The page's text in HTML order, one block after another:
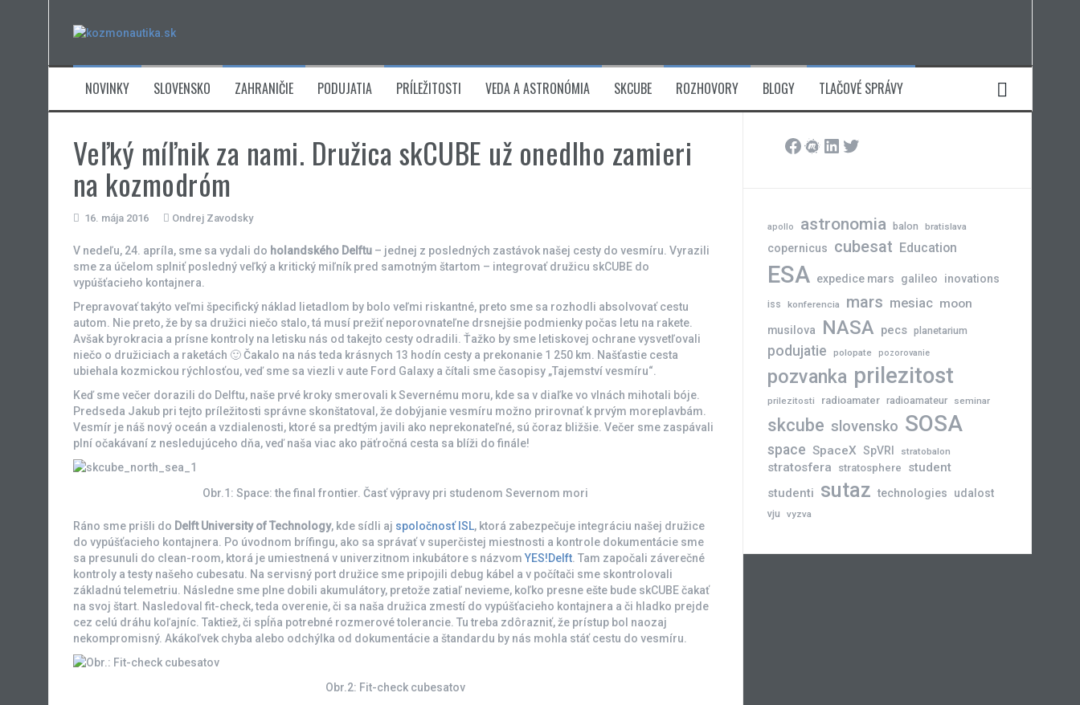
NOVINKY SLOVENSKO ZAHRANIČIE PODUJATIA PRÍLEŽITOSTI VEDA A ASTRONÓMIA SKCUBE ROZHOVORY BLOGY TLAČOVÉ SPRÁVY
Veľký míľnik za nami. Družica skCUBE už onedlho zamieri
na kozmodróm
16. mája 2016 Ondrej Zavodsky
V nedeľu, 24. apríla, sme sa vydali do holandského Delftu– jednej z posledných zastávok našej cesty do vesmíru. Vyrazili
sme za účelom splniť posledný veľký a kritický miľník pred samotným štartom – integrovať družicu skCUBE do
vypúšťacieho kontajnera.
Prepravovať takýto veľmi špecifický náklad lietadlom by bolo veľmi riskantné, preto sme sa rozhodli absolvovať cestu
autom. Nie preto, že by sa družici niečo stalo, tá musí prežiť neporovnateľne drsnejšie podmienky počas letu na rakete.
Avšak byrokracia a prísne kontroly na letisku nás od takejto cesty odradili. Ťažko by sme letiskovej ochrane vysvetľovali
niečo o družiciach a raketách 🙂 Čakalo na nás teda krásnych 13 hodín cesty a prekonanie 1 250 km. Našťastie cesta
ubiehala kozmickou rýchlosťou, veď sme sa viezli v aute Ford Galaxy a čítali sme časopisy „Tajemství vesmíru“.
Keď sme večer dorazili do Delftu, naše prvé kroky smerovali k Severnému moru, kde sa v diaľke vo vlnách mihotali bóje.
Predseda Jakub pri tejto príležitosti správne skonštatoval, že dobýjanie vesmíru možno prirovnať k prvým moreplavbám.
Vesmír je náš nový oceán a vzdialenosti, ktoré sa predtým javili ako neprekonateľné, sú čoraz bližšie. Večer sme zaspávali
plní očakávaní z nesledujúceho dňa, veď naša viac ako päťročná cesta sa blíži do finále!
Obr.1: Space: the final frontier. Časť výpravy pri studenom Severnom mori
Ráno sme prišli do Delft University of Technology, kde sídli aj spoločnosť ISL, ktorá zabezpečuje integráciu našej družice
do vypúšťacieho kontajnera. Po úvodnom brífingu, ako sa správať v superčistej miestnosti a kontrole dokumentácie sme
sa presunuli do clean-room, ktorá je umiestnená v univerzitnom inkubátore s názvom YES!Delft. Tam započali záverečné
kontroly a testy našeho cubesatu. Na servisný port družice sme pripojili debug kábel a v počítači sme skontrolovali
základnú telemetriu. Následne sme plne dobili akumulátory, pretože zatiaľ nevieme, koľko presne ešte bude skCUBE čakať
na svoj štart. Nasledoval fit-check, teda overenie, či sa naša družica zmestí do vypúšťacieho kontajnera a či hladko prejde
cez celú dráhu koľajníc. Taktiež, či spĺňa potrebné rozmerové tolerancie. Tu treba zdôrazniť, že prístup bol naozaj
nekompromisný. Akákoľvek chyba alebo odchýlka od dokumentácie a štandardu by nás mohla stáť cestu do vesmíru.
Obr.2: Fit-check cubesatov
Facebook
Meetup
LinkedIn
Twitter
apollo astronomia balon bratislava
copernicus cubesat Education
ESA expedice mars galileo inovations
iss konferencia mars mesiac moon
musilova NASA pecs planetarium
podujatie polopate pozorovanie
pozvanka prilezitost
prilezitosti radioamater radioamateur seminar
skcube slovensko SOSA
space SpaceX SpVRI stratobalon
stratosfera stratosphere
student
studenti sutaz technologies udalost
vju vyzva